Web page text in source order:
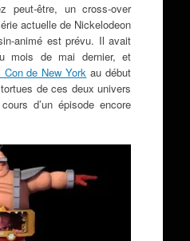
peut-être, un cross-over
actuelle de Nickelodeon
animé est prévu. Il avait
mois de mai dernier, et
Con de New York au début
de ces deux univers
d’un épisode encore